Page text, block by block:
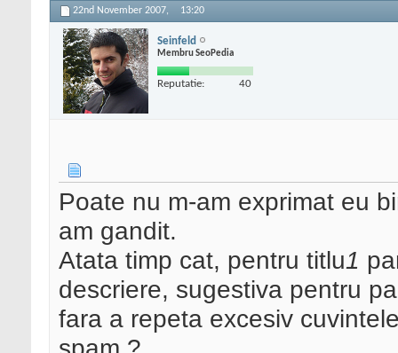
22nd November 2007, 13:20
Seinfeld
Membru SeoPedia
Reputatie: 40
Poate nu m-am exprimat eu
am gandit.
Atata timp cat, pentru titlu1
descriere, sugestiva pentru
fara a repeta excesiv